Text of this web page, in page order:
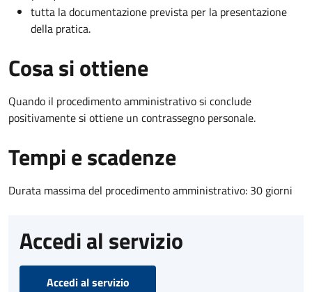
tutta la documentazione prevista per la presentazione
della pratica.
Cosa si ottiene
Quando il procedimento amministrativo si conclude
positivamente si ottiene un contrassegno personale.
Tempi e scadenze
Durata massima del procedimento amministrativo: 30 giorni
Accedi al servizio
Accedi al servizio